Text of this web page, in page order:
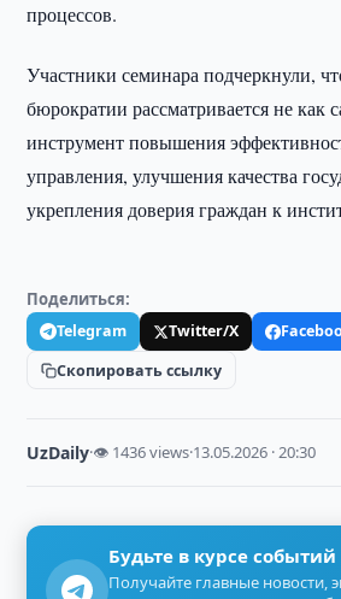
процессов.
Участники семинара подчеркнули,
бюрократии рассматривается не как
инструмент повышения
управления, улучшения качества
укрепления доверия граждан к
Поделиться:
Telegram Twitter/X
Скопировать ссылку
UzDaily·👁 1436 views·13.05.2026 · 20:30
Будьте в курсе событий
Получайте главные новости,